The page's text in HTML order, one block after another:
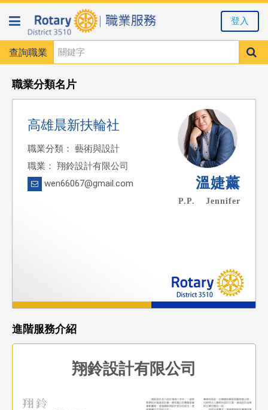
查詢職業
登入
職業分類名片
高雄晨新扶輪社
職業分類： 藝術與設計
職業： 翔鈴設計有限公司
wen66067@gmail.com
溫婕薰
P.P. Jennifer
進階服務介紹
翔鈴設計有限公司